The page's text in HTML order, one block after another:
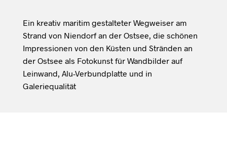
Ein kreativ maritim gestalteter Wegweiser am
Strand von Niendorf an der Ostsee, die schönen
Impressionen von den Küsten und Stränden an
der Ostsee als Fotokunst für Wandbilder auf
Leinwand, Alu-Verbundplatte und in
Galeriequalität